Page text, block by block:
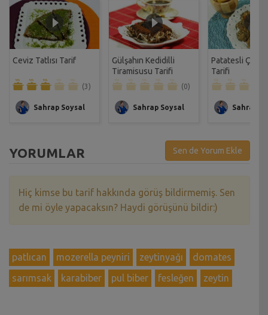
Ceviz Tatlısı Tarif
(3)
Sahrap Soysal
Gülşahın Kedidilli
Tiramisusu Tarifi
(0)
Sahrap Soysal
Patatesli Çıtır
Tarifi
Sahrap
YORUMLAR Sen de Yorum Ekle
Hiç kimse bu tarif hakkında görüş bildirmemiş. Sen
de mi öyle yapacaksın? Haydi görüşünü bildir:)
patlıcan mozerella peyniri zeytinyağı
domates
sarımsak
karabiber pul biber fesleğen zeytin